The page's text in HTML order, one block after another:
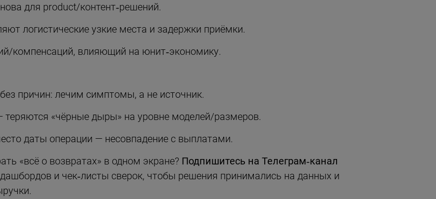
для product/контент‑решений.
логистические узкие места и задержки приёмки.
компенсаций, влияющий на юнит‑экономику.
причин: лечим симптомы, а не источник.
теряются «чёрные дыры» на уровне моделей/размеров.
даты операции — несовпадение с выплатами.
«всё о возвратах» в одном экране? Подпишитесь на Телеграм‑канал
и чек‑листы сверок, чтобы решения принимались на данных и